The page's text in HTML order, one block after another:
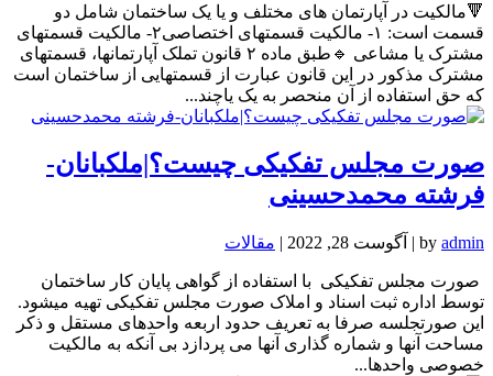
🔻مالکیت در آپارتمان های مختلف و یا یک ساختمان شامل دو
قسمت است: ۱- مالکیت قسمتهای اختصاصی۲- مالکیت قسمتهای
مشترک یا مشاعی 🔹طبق ماده ۲ قانون تملک آپارتمانها، قسمتهای
مشترک مذکور در این قانون عبارت از قسمتهایی از ساختمان است
که حق استفاده از آن منحصر به یک یاچند...
صورت مجلس تفکیکی چیست؟|ملکبانان-
فرشته محمدحسینی
by admin
| آگوست 28, 2022 | مقالات
صورت مجلس تفکیکی با استفاده از گواهی پایان کار ساختمان
توسط اداره ثبت اسناد و املاک صورت مجلس تفکیکی تهیه میشود.
این صورتجلسه صرفا به تعریف حدود اربعه واحدهای مستقل و ذکر
مساحت آنها و شماره گذاری آنها می پردازد بی آنکه به مالکیت
خصوصی واحدها...